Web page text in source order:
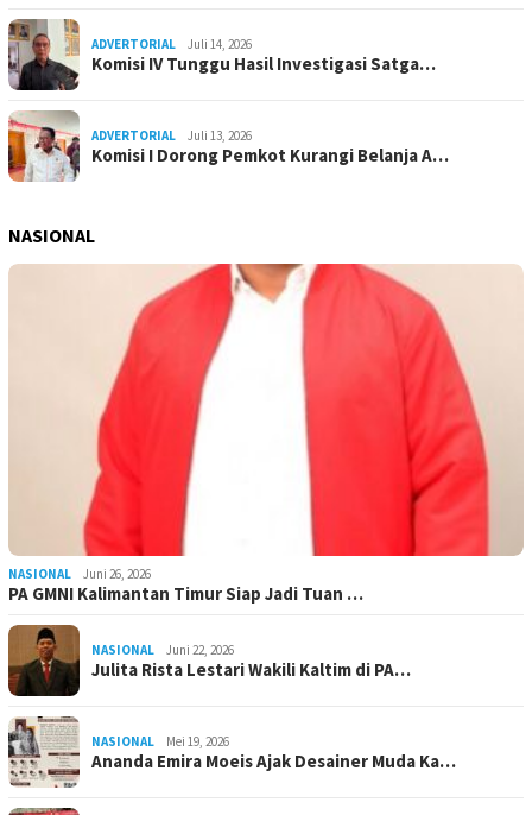
ADVERTORIAL Juli 14, 2026
Komisi IV Tunggu Hasil Investigasi Satga…
ADVERTORIAL Juli 13, 2026
Komisi I Dorong Pemkot Kurangi Belanja A…
NASIONAL
NASIONAL Juni 26, 2026
PA GMNI Kalimantan Timur Siap Jadi Tuan …
NASIONAL Juni 22, 2026
Julita Rista Lestari Wakili Kaltim di PA…
NASIONAL Mei 19, 2026
Ananda Emira Moeis Ajak Desainer Muda Ka…